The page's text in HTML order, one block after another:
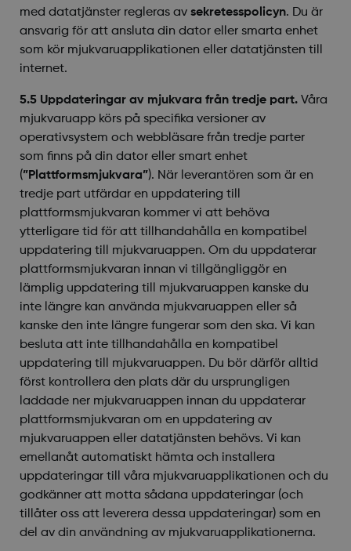
med datatjänster regleras av sekretesspolicyn. Du är
ansvarig för att ansluta din dator eller smarta enhet
som kör mjukvaruapplikationen eller datatjänsten till
internet.
5.5 Uppdateringar av mjukvara från tredje part.Våra
mjukvaruapp körs på specifika versioner av
operativsystem och webbläsare från tredje parter
som finns på din dator eller smart enhet
(”Plattformsmjukvara”). När leverantören som är en
tredje part utfärdar en uppdatering till
plattformsmjukvaran kommer vi att behöva
ytterligare tid för att tillhandahålla en kompatibel
uppdatering till mjukvaruappen. Om du uppdaterar
plattformsmjukvaran innan vi tillgängliggör en
lämplig uppdatering till mjukvaruappen kanske du
inte längre kan använda mjukvaruappen eller så
kanske den inte längre fungerar som den ska. Vi kan
besluta att inte tillhandahålla en kompatibel
uppdatering till mjukvaruappen. Du bör därför alltid
först kontrollera den plats där du ursprungligen
laddade ner mjukvaruappen innan du uppdaterar
plattformsmjukvaran om en uppdatering av
mjukvaruappen eller datatjänsten behövs. Vi kan
emellanåt automatiskt hämta och installera
uppdateringar till våra mjukvaruapplikationen och du
godkänner att motta sådana uppdateringar (och
tillåter oss att leverera dessa uppdateringar) som en
del av din användning av mjukvaruapplikationerna.